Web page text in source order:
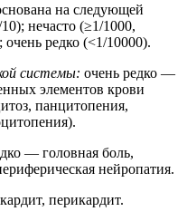
на следующей
нечасто (≥1/1000,
редко (<1/10000).
системы: очень редко —
элементов крови
панцитопения,
— головная боль,
нейропатия.
перикардит.